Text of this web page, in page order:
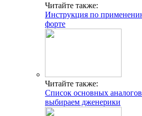
Читайте также:
Инструкция по
форте
Читайте также:
Список основных
выбираем дженерики